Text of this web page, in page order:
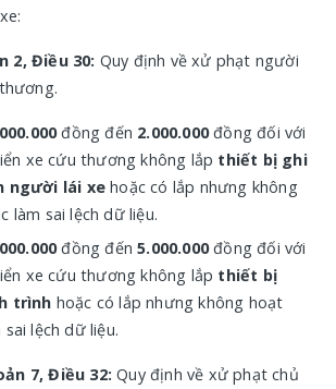
2, Điều 30: Quy định về xử phạt người
đồng đến 2.000.000đồng đối với
xe cứu thương không lắp thiết bị ghi
người lái xe hoặc có lắp nhưng không
làm sai lệch dữ liệu.
đồng đến5.000.000đồng đối với
xe cứu thương không lắp thiết bị
trình hoặc có lắp nhưng không hoạt
lệch dữ liệu.
7, Điều 32: Quy định về xử phạtchủ